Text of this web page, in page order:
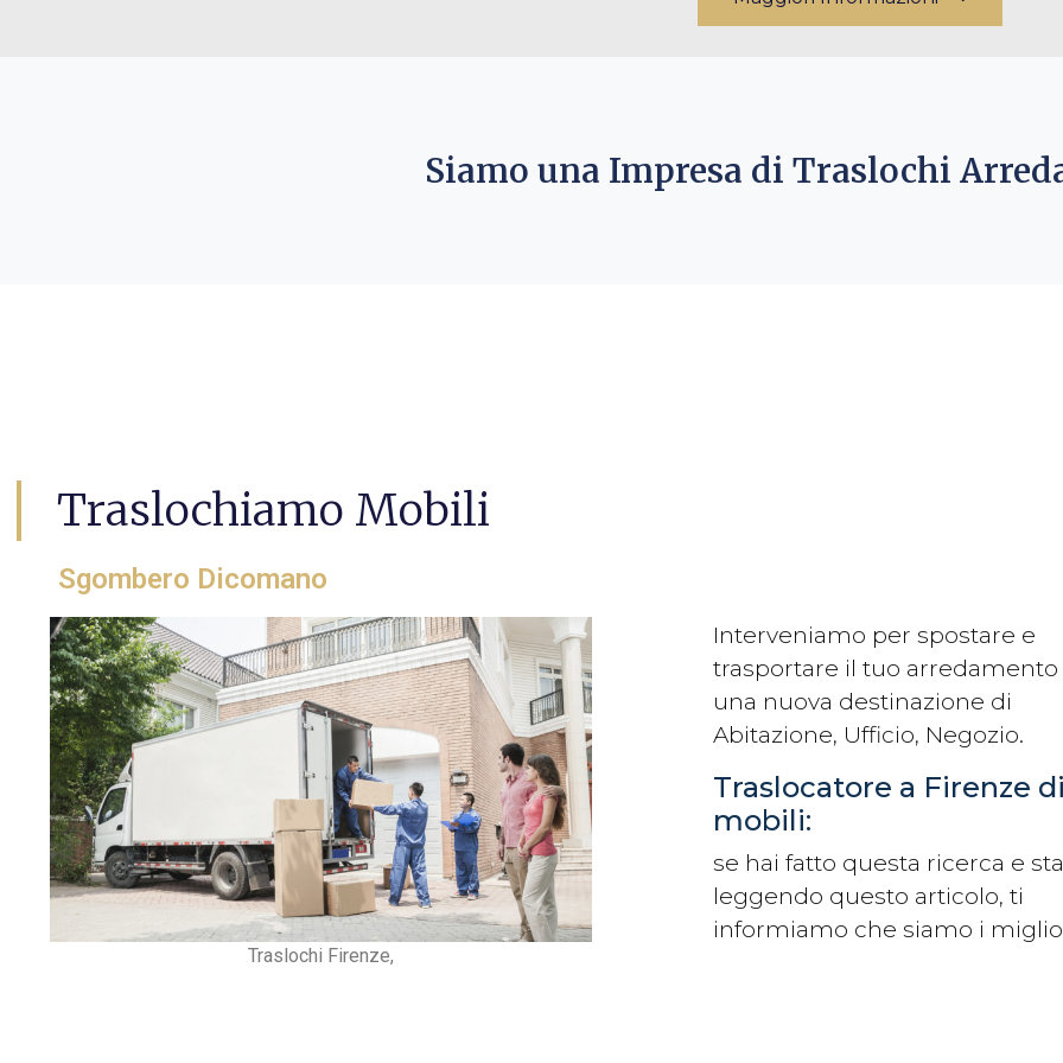
Siamo una Impresa di Traslochi
Traslochiamo Mobili
Sgombero Dicomano
Traslochi Firenze,
Interveniamo per spostare e
trasportare il tuo arredamento
una nuova destinazione di
Abitazione, Ufficio, Negozio.
Traslocatore a Firenze di
mobili:
se hai fatto questa ricerca e
leggendo questo articolo, ti
informiamo che siamo i